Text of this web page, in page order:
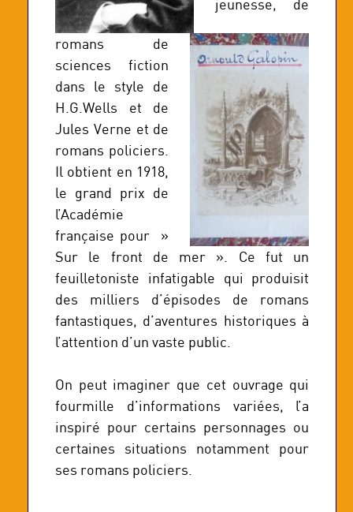
jeunesse, de
romans de
sciences fiction
dans le style de
H.G.Wells et de
Jules Verne et de
romans policiers.
Il obtient en 1918,
le grand prix de
l’Académie
française pour »
Sur le front de mer ». Ce fut un
feuilletoniste infatigable qui produisit
des milliers d’épisodes de romans
fantastiques, d’aventures historiques à
l’attention d’un vaste public.
On peut imaginer que cet ouvrage qui
fourmille d’informations variées, l’a
inspiré pour certains personnages ou
certaines situations notamment pour
ses romans policiers.